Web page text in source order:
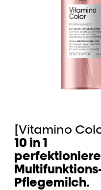
[Vitamino
10 in 1
Pflegemilch.